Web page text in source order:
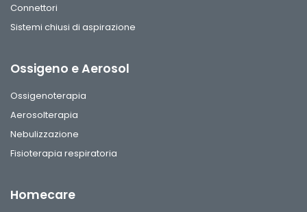
Connettori
Sistemi chiusi di aspirazione
Ossigeno e Aerosol
Ossigenoterapia
Aerosolterapia
Nebulizzazione
Fisioterapia respiratoria
Homecare